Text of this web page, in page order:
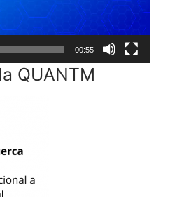
00:55
QUANTM